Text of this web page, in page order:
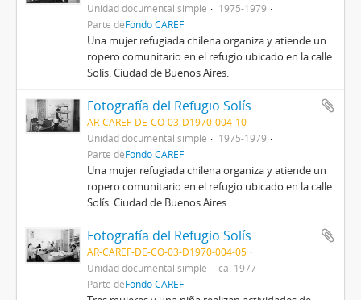
Unidad documental simple
1975-1979
Parte deFondo CAREF
Una mujer refugiada chilena organiza y atiende un
ropero comunitario en el refugio ubicado en la calle
Solís. Ciudad de Buenos Aires.
Fotografía del Refugio Solís
AR-CAREF-DE-CO-03-D1970-004-10
Unidad documental simple
1975-1979
Parte deFondo CAREF
Una mujer refugiada chilena organiza y atiende un
ropero comunitario en el refugio ubicado en la calle
Solís. Ciudad de Buenos Aires.
Fotografía del Refugio Solís
AR-CAREF-DE-CO-03-D1970-004-05
Unidad documental simple
ca. 1977
Parte deFondo CAREF